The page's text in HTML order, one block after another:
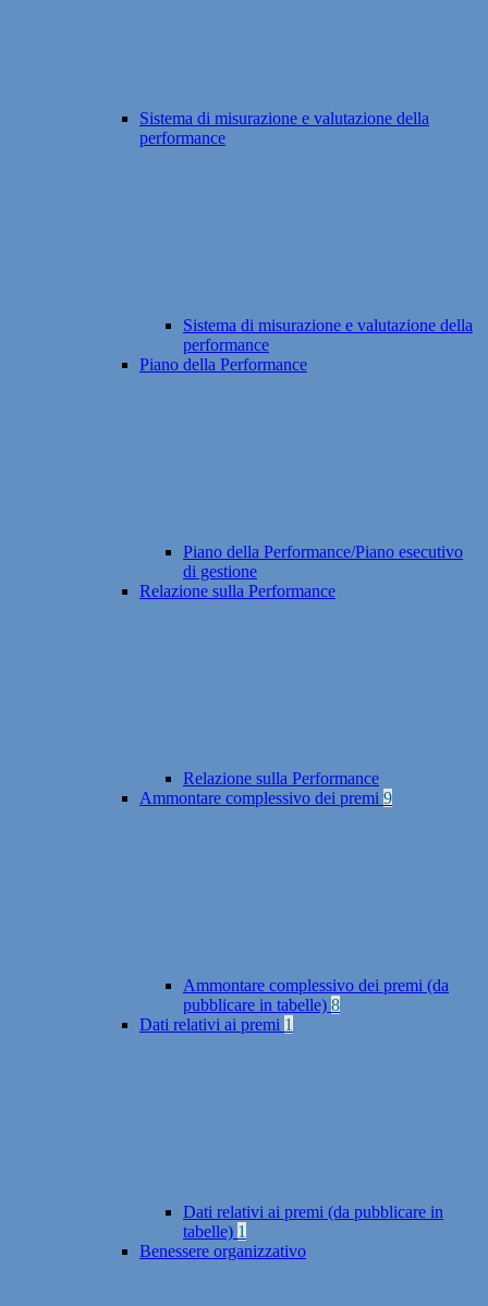
Sistema di misurazione e valutazione della
performance
Sistema di misurazione e valutazione della
performance
Piano della Performance
Piano della Performance/Piano esecutivo
di gestione
Relazione sulla Performance
Relazione sulla Performance
Ammontare complessivo dei premi 9
Ammontare complessivo dei premi (da
pubblicare in tabelle) 8
Dati relativi ai premi 1
Dati relativi ai premi (da pubblicare in
tabelle) 1
Benessere organizzativo